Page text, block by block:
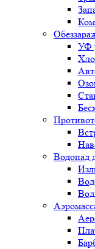
УФ
Водопад